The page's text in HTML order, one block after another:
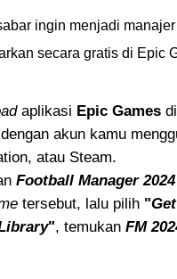
ingin menjadi
secara gratis di Epic
aplikasi Epic Games
akun kamu
atau Steam.
Football Manager 2024
tersebut, lalu pilih "Get
", temukan FM